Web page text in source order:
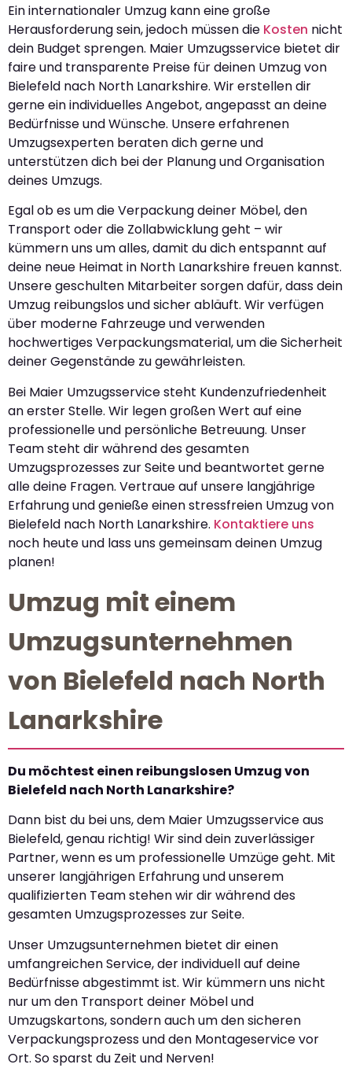
Ein internationaler Umzug kann eine große
Herausforderung sein, jedoch müssen die Kosten nicht
dein Budget sprengen. Maier Umzugsservice bietet dir
faire und transparente Preise für deinen Umzug von
Bielefeld nach North Lanarkshire. Wir erstellen dir
gerne ein individuelles Angebot, angepasst an deine
Bedürfnisse und Wünsche. Unsere erfahrenen
Umzugsexperten beraten dich gerne und
unterstützen dich bei der Planung und Organisation
deines Umzugs.
Egal ob es um die Verpackung deiner Möbel, den
Transport oder die Zollabwicklung geht – wir
kümmern uns um alles, damit du dich entspannt auf
deine neue Heimat in North Lanarkshire freuen kannst.
Unsere geschulten Mitarbeiter sorgen dafür, dass dein
Umzug reibungslos und sicher abläuft. Wir verfügen
über moderne Fahrzeuge und verwenden
hochwertiges Verpackungsmaterial, um die Sicherheit
deiner Gegenstände zu gewährleisten.
Bei Maier Umzugsservice steht Kundenzufriedenheit
an erster Stelle. Wir legen großen Wert auf eine
professionelle und persönliche Betreuung. Unser
Team steht dir während des gesamten
Umzugsprozesses zur Seite und beantwortet gerne
alle deine Fragen. Vertraue auf unsere langjährige
Erfahrung und genieße einen stressfreien Umzug von
Bielefeld nach North Lanarkshire. Kontaktiere uns
noch heute und lass uns gemeinsam deinen Umzug
planen!
Umzug mit einem
Umzugsunternehmen
von Bielefeld nach North
Lanarkshire
Du möchtest einen reibungslosen Umzug von
Bielefeld nach North Lanarkshire?
Dann bist du bei uns, dem Maier Umzugsservice aus
Bielefeld, genau richtig! Wir sind dein zuverlässiger
Partner, wenn es um professionelle Umzüge geht. Mit
unserer langjährigen Erfahrung und unserem
qualifizierten Team stehen wir dir während des
gesamten Umzugsprozesses zur Seite.
Unser Umzugsunternehmen bietet dir einen
umfangreichen Service, der individuell auf deine
Bedürfnisse abgestimmt ist. Wir kümmern uns nicht
nur um den Transport deiner Möbel und
Umzugskartons, sondern auch um den sicheren
Verpackungsprozess und den Montageservice vor
Ort. So sparst du Zeit und Nerven!